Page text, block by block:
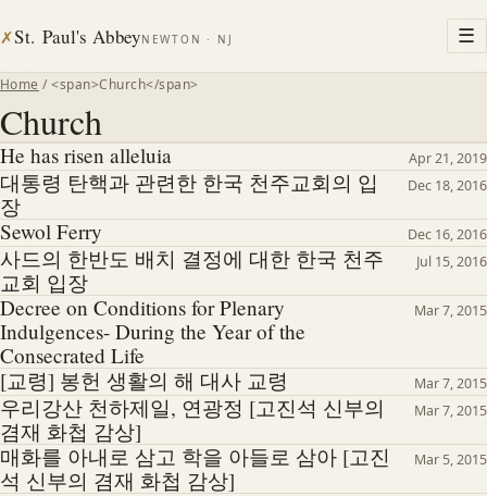
✗St. Paul's AbbeyNEWTON · NJ ☰
Home / <span>Church</span>
Church
He has risen alleluia Apr 21, 2019
대통령 탄핵과 관련한 한국 천주교회의 입
장
Dec 18, 2016
Sewol Ferry Dec 16, 2016
사드의 한반도 배치 결정에 대한 한국 천주
교회 입장
Jul 15, 2016
Decree on Conditions for Plenary
Indulgences- During the Year of the
Consecrated Life
Mar 7, 2015
[교령] 봉헌 생활의 해 대사 교령 Mar 7, 2015
우리강산 천하제일, 연광정 [고진석 신부의
겸재 화첩 감상]
Mar 7, 2015
매화를 아내로 삼고 학을 아들로 삼아 [고진
석 신부의 겸재 화첩 감상]
Mar 5, 2015